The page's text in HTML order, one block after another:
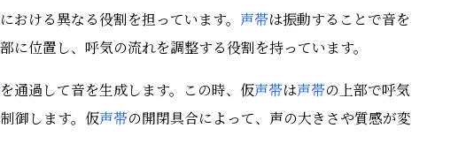
おける異なる役割を担っています。 声帯は振動することで音を
に位置し、呼気の流れを調整する役割を持っています。
を通過して音を生成します。この時、仮声帯は声帯の上部で呼気
御します。仮声帯の開閉具合によって、声の大きさや質感が変